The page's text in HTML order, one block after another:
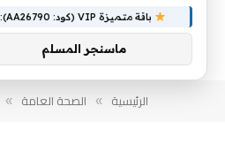
الرئيسية » الصحة العامة »
باقة متميزة VIP (كود: AA26790):
ماسنجر المسلم